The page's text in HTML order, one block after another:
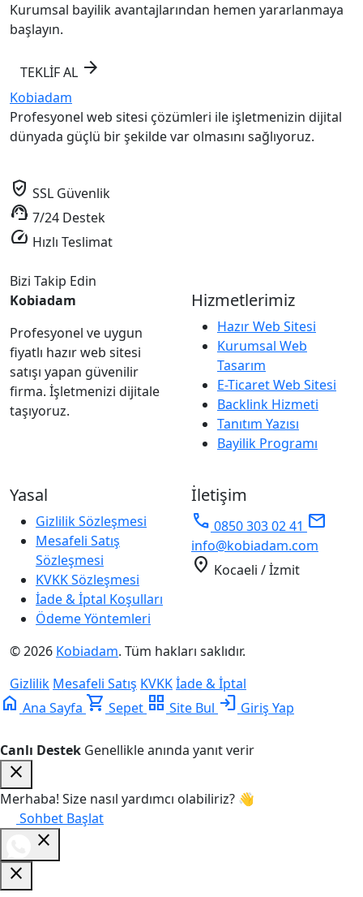
Kurumsal bayilik avantajlarından hemen yararlanmaya
başlayın.
TEKLİF AL arrow_forward
Kobiadam
Profesyonel web sitesi çözümleri ile işletmenizin dijital
dünyada güçlü bir şekilde var olmasını sağlıyoruz.
verified_user SSL Güvenlik
support_agent 7/24 Destek
speed Hızlı Teslimat
Bizi Takip Edin
Kobiadam
Profesyonel ve uygun
fiyatlı hazır web sitesi
satışı yapan güvenilir
firma. İşletmenizi dijitale
taşıyoruz.
Hizmetlerimiz
Hazır Web Sitesi
Kurumsal Web
Tasarım
E-Ticaret Web Sitesi
Backlink Hizmeti
Tanıtım Yazısı
Bayilik Programı
Yasal
Gizlilik Sözleşmesi
Mesafeli Satış
Sözleşmesi
KVKK Sözleşmesi
İade & İptal Koşulları
Ödeme Yöntemleri
İletişim
phone 0850 303 02 41 mail
info@kobiadam.com
location_on Kocaeli / İzmit
© 2026 Kobiadam. Tüm hakları saklıdır.
Gizlilik Mesafeli Satış KVKKİade & İptal
home Ana Sayfa shopping_cart Sepet grid_view Site Bul login Giriş Yap
Canlı Destek Genellikle anında yanıt verir
close
Merhaba! Size nasıl yardımcı olabiliriz? 👋
Sohbet Başlat
close
close